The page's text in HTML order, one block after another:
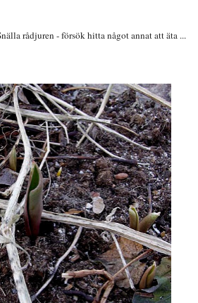
rådjuren - försök hitta något annat att äta ...